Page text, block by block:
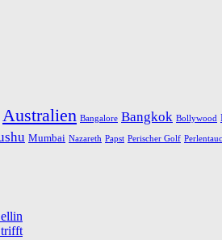
Australien Bangalore Bangkok Bollywood
Mumbai Nazareth Papst Perischer Golf